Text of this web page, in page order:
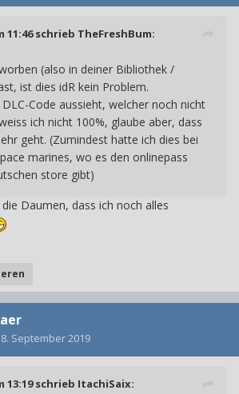
11:46 schrieb TheFreshBum:
(also in deiner Bibliothek /
ist dies idR kein Problem.
Code aussieht, welcher noch nicht
ich nicht 100%, glaube aber, dass
geht. (Zumindest hatte ich dies bei
marines, wo es den onlinepass
store gibt)
Daumen, dass ich noch alles
8. September 2019
13:19 schrieb ItachiSaix: